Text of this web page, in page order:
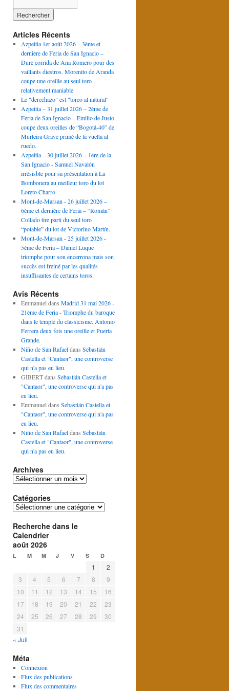
Articles Récents
Azpeitia 1er août 2026 – 3ème et
dernière de Feria de San Ignacio –
Dure corrida de Ana Romero pour des
vaillants diestros. Morenito de Aranda
coupe une oreille au seul toro
relativement maniable
Le "derechazo" est "toreo al natural"
Azpeitia – 31 juillet 2026 – 2ème de
Feria de San Ignacio – Emilio de Justo
coupe deux oreilles de “Bogotá-40” de
Murteira Grave primé de la vuelta al
ruedo.
Azpeitia – 30 juillet 2026 – 1ère de la
San Ignacio - Samuel Navalón
irrésisble pour sa présentation à La
Bombonera au meilleur toro du lot
Loreto Charro.
Mont-de-Marsan - 26 juillet 2026 –
6ème et dernière de Feria – “Román”
Collado tire parti du seul toro
“potable” du lot de Victorino Martín.
Mont-de-Marsan - 25 juillet 2026 -
5ème de Feria – Daniel Luque
triomphe pour son encerrona mais son
succès est freiné par les qualités
insuffisantes de certains toros.
Avis Récents
Emmanueldans Madrid 31 mai 2026 -
21ème de Feria - Triomphe du baroque
dans le temple du classicisme. Antonio
Ferrera deux fois une oreille et Puerta
Grande.
Niño de San Rafaeldans Sebastián
Castella et "Cantaor", une controverse
qui n'a pas eu lieu.
GIBERTdans Sebastián Castella et
"Cantaor", une controverse qui n'a pas
eu lieu.
Emmanueldans Sebastián Castella et
"Cantaor", une controverse qui n'a pas
eu lieu.
Niño de San Rafaeldans Sebastián
Castella et "Cantaor", une controverse
qui n'a pas eu lieu.
Archives
Archives
Catégories
Catégories
Recherche dans le
Calendrier
août 2026
L M M J V S D
1
2
3
4 5 6 7 8
9
10
11 12 13 14 15
16
17
18 19 20 21 22
23
24
25 26 27 28 29
30
31
« Juil
Méta
Connexion
Flux des publications
Flux des commentaires